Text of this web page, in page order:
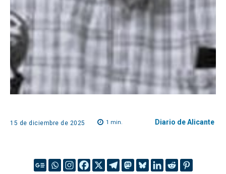
15 de diciembre de 2025 1 min. Diario de Alicante